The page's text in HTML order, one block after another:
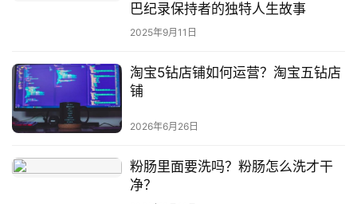
巴纪录保持者的独特人生故事
2025年9月11日
淘宝5钻店铺如何运营？淘宝五钻店
铺
2026年6月26日
粉肠里面要洗吗？粉肠怎么洗才干
净？